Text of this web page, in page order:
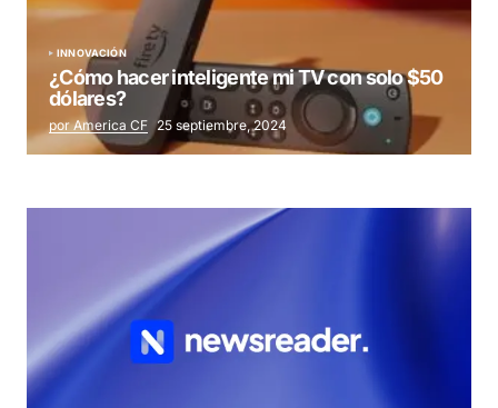
INNOVACIÓN
¿Cómo hacer inteligente mi TV con solo $50
dólares?
por America CF 25 septiembre, 2024